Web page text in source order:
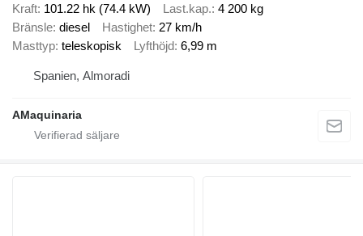
Kraft 101.22 hk (74.4 kW) Last.kap. 4 200 kg
Bränsle diesel Hastighet 27 km/h
Masttyp teleskopisk Lyfthöjd 6,99 m
Spanien, Almoradi
AMaquinaria